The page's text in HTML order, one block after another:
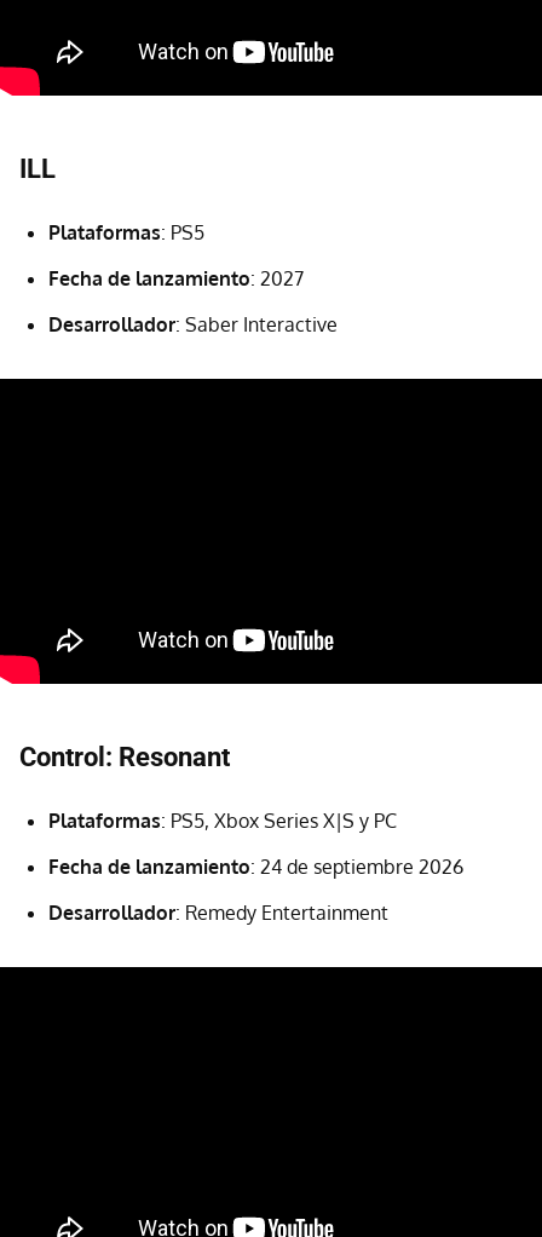
ILL
Plataformas: PS5
Fecha de lanzamiento: 2027
Desarrollador: Saber Interactive
Control: Resonant
Plataformas: PS5, Xbox Series X|S y PC
Fecha de lanzamiento: 24 de septiembre 2026
Desarrollador: Remedy Entertainment